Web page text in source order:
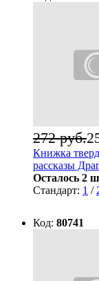
272 руб.
Книжка
рассказы
Осталось 2
Стандарт: 1 /
Код: 80741